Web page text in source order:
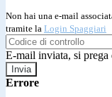
Non hai una e-mail
tramite la Login Spaggiari
E-mail inviata, si prega
Errore